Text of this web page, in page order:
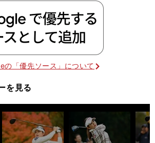
の「優先ソース」について
を見る